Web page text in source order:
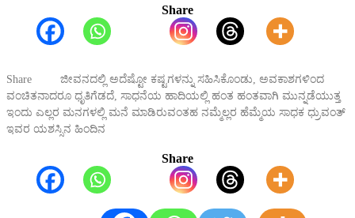
Share
Share ಜೀವನದಲ್ಲಿ ಅದೆಷ್ಟೋ ಕಷ್ಟಗಳನ್ನು ಸಹಿಸಿಕೊಂಡು, ಅವಕಾಶಗಳಿಂದ
ವಂಚಿತನಾದರೂ ಧೃತಿಗೆಡದೆ, ಸಾಧನೆಯ ಹಾದಿಯಲ್ಲಿ ಹಂತ ಹಂತವಾಗಿ ಮುನ್ನಡೆಯುತ್ತ
ಇಂದು ಎಲ್ಲರ ಮನಗಳಲ್ಲಿ ಮನೆ ಮಾಡಿರುವಂತಹ ನಮ್ಮೆಲ್ಲರ ಹೆಮ್ಮೆಯ ಸಾಧಕ ಧ್ರುವಂತ್
ಇವರ ಯಶಸ್ಸಿನ ಹಿಂದಿನ
Share